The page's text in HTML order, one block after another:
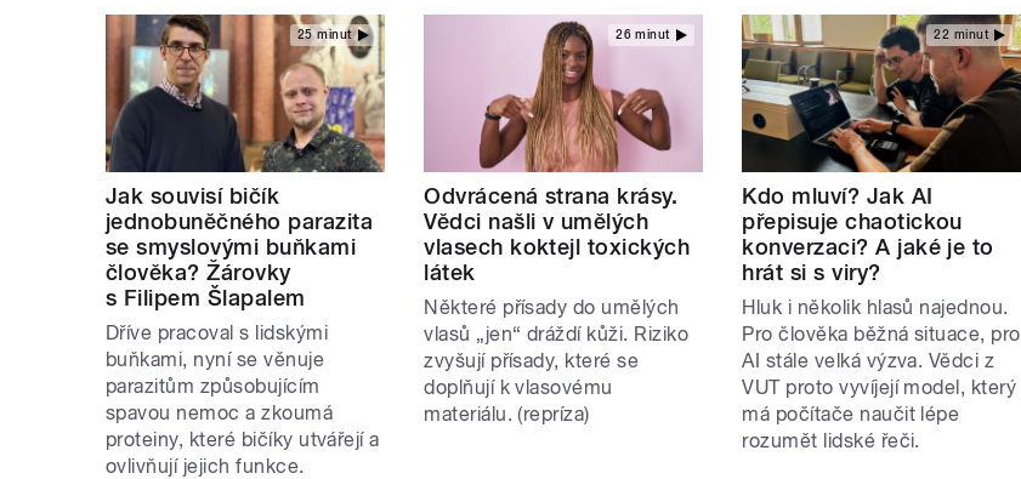
25 minut
Jak souvisí bičík
jednobuněčného parazita
se smyslovými buňkami
člověka? Žárovky
s Filipem Šlapalem
Dříve pracoval s lidskými
buňkami, nyní se věnuje
parazitům způsobujícím
spavou nemoc a zkoumá
proteiny, které bičíky utvářejí a
ovlivňují jejich funkce.
26 minut
Odvrácená strana krásy.
Vědci našli v umělých
vlasech koktejl toxických
látek
Některé přísady do umělých
vlasů „jen“ dráždí kůži. Riziko
zvyšují přísady, které se
doplňují k vlasovému
materiálu. (repríza)
22 minut
Kdo mluví? Jak AI
přepisuje chaotickou
konverzaci? A jaké je to
hrát si s viry?
Hluk i několik hlasů najednou.
Pro člověka běžná situace, pro
AI stále velká výzva. Vědci z
VUT proto vyvíjejí model, který
má počítače naučit lépe
rozumět lidské řeči.